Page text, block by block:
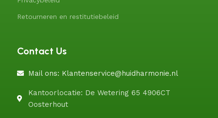
Retourneren en restitutiebeleid
Contact Us
Mail ons: Klantenservice@huidharmonie.nl
Kantoorlocatie: De Wetering 65 4906CT
Oosterhout